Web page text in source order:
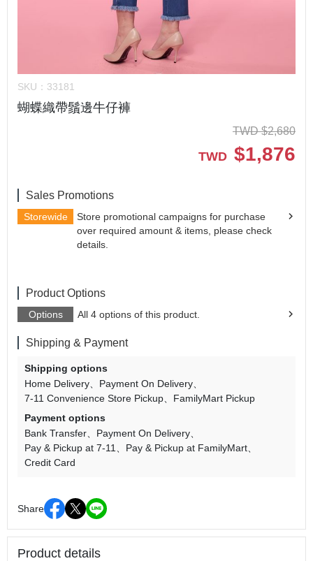
SKU： 33181
蝴蝶織帶鬚邊牛仔褲
TWD $2,680
TWD $1,876
Sales Promotions
Storewide
Store promotional campaigns for purchase
over required amount & items, please check
details.
Product Options
Options All 4 options of this product.
Shipping & Payment
Shipping options
Home Delivery
Payment On Delivery
7-11 Convenience Store Pickup
FamilyMart Pickup
Payment options
Bank Transfer
Payment On Delivery
Pay & Pickup at 7-11
Pay & Pickup at FamilyMart
Credit Card
Share
Product details